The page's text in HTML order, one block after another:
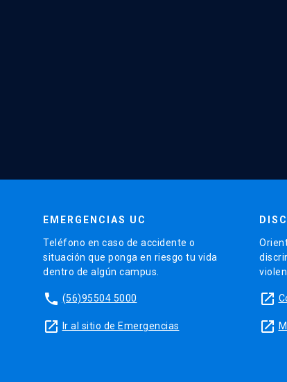
EMERGENCIAS UC
Teléfono en caso de accidente o
situación que ponga en riesgo tu vida
dentro de algún campus.
phone (56)95504 5000
launch Ir al sitio de Emergencias
launch
launch